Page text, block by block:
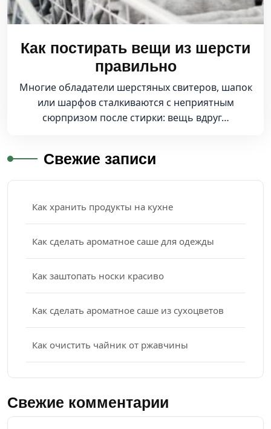
Как постирать вещи из шерсти
правильно
Многие обладатели шерстяных свитеров, шапок
или шарфов сталкиваются с неприятным
сюрпризом после стирки: вещь вдруг…
Свежие записи
Как хранить продукты на кухне
Как сделать ароматное саше для одежды
Как заштопать носки красиво
Как сделать ароматное саше из сухоцветов
Как очистить чайник от ржавчины
Свежие комментарии